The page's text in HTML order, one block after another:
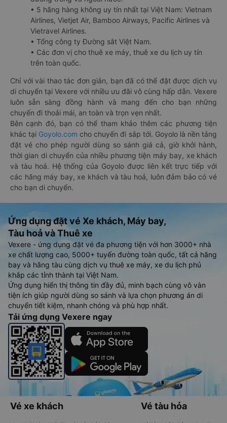
• 5 hãng hàng không uy tín nhất tại Việt Nam: Vietnam
Airlines, Vietjet Air, Bamboo Airways, Pacific Airlines và
Vietravel Airlines.
• Tổng công ty Đường sắt Việt Nam.
• Các đơn vị cho thuê xe máy, thuê xe du lịch uy tín
trên toàn quốc.
Chỉ với vài thao tác đơn giản, bạn đã có thể đặt được dịch vụ
di chuyển tại Vexere với nhiều ưu đãi vô cùng hấp dẫn. Vexere
luôn sẵn sàng đồng hành và mang đến cho bạn những
chuyến đi thoải mái, an toàn và trọn vẹn nhất.
Bên cạnh đó, bạn có thể tham khảo thêm các phương tiện
khác tại Goyolo.com cho chuyến đi sắp tới. Goyolo là nền tảng
đặt vé cho phép người dùng so sánh giá cả, giờ khởi hành,
thời gian di chuyển của nhiều phương tiện máy bay, xe khách
và tàu hoả. Hệ thống của Goyolo được liên kết trực tiếp với
các hãng máy bay, xe khách và tàu hoả, luôn đảm bảo có vé
cho bạn di chuyển.
Ứng dụng đặt vé Xe khách, Máy bay,
Tàu hoả và Thuê xe
Vexere - ứng dụng đặt vé đa phương tiện với hơn 3000+ nhà
xe chất lượng cao, 5000+ tuyến đường toàn quốc, tất cả hãng
bay và hãng tàu cùng dịch vụ thuê xe máy, xe du lịch phủ
khắp các tỉnh thành tại Việt Nam.
Ứng dụng hiển thị thông tin đầy đủ, minh bạch cùng vô vàn
tiện ích giúp người dùng so sánh và lựa chọn phương án di
chuyển tiết kiệm, nhanh chóng và phù hợp nhất.
Tải ứng dụng Vexere ngay
Vé xe khách Vé tàu hỏa